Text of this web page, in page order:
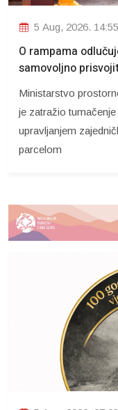
5 Aug, 2026.
O rampama
samovoljno
Ministarstvo
je zatražio
upravljanjem
parcelom